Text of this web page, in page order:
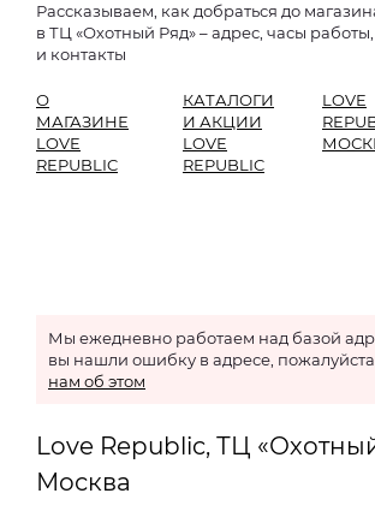
Рассказываем, как добраться до
в ТЦ «Охотный Ряд» – адрес, часы
и контакты
О
МАГАЗИНЕ
LOVE
REPUBLIC
КАТАЛОГИ
И АКЦИИ
LOVE
REPUBLIC
LOVE
Мы ежедневно работаем над базой
вы нашли ошибку в адресе, пожалуйста,
нам об этом
Love Republic, ТЦ
Москва